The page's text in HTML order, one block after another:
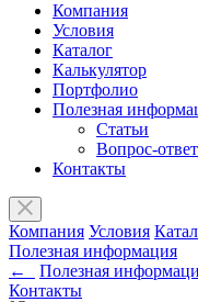
Компания
Условия
Каталог
Калькулятор
Портфолио
Полезная
Статьи
Вопрос-ответ
Контакты
Компания Условия
Полезная информация
←
Полезная
Контакты